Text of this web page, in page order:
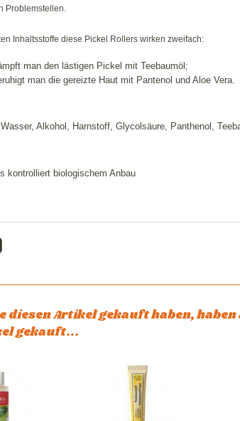
Problemstellen.
Inhaltsstoffe diese Pickel Rollers wirken zweifach:
man den lästigen Pickel mit Teebaumöl;
man die gereizte Haut mit Pantenol und Aloe Vera.
Wasser, Alkohol, Harnstoff, Glycolsäure, Panthenol,
kontrolliert biologischem Anbau
diesen Artikel gekauft haben,
gekauft...